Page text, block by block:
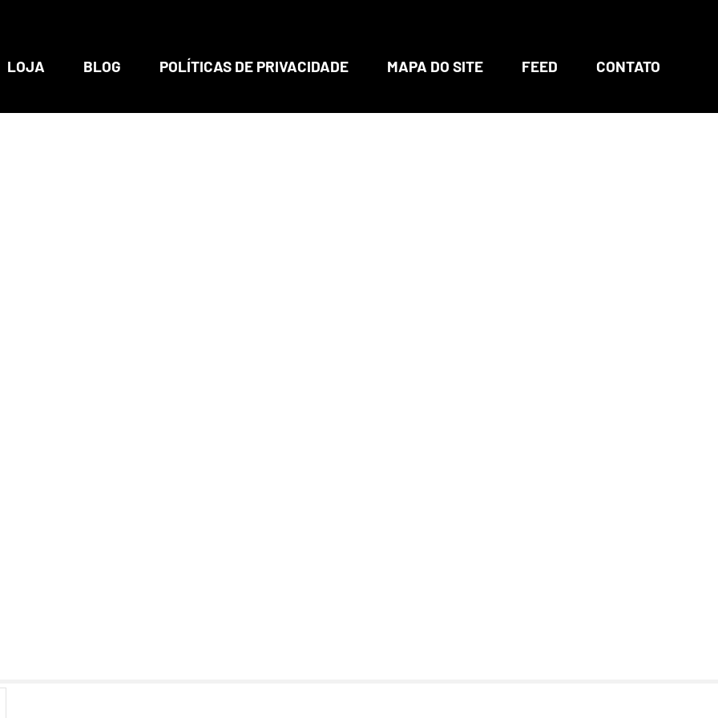
LOJA BLOG POLÍTICAS DE PRIVACIDADE MAPA DO SITE FEED CONTATO